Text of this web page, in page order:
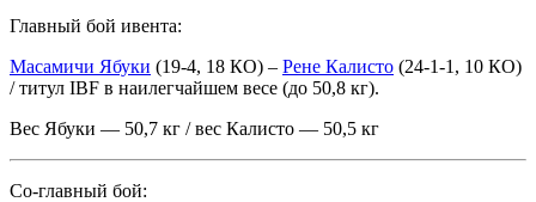
Главный бой ивента:
Масамичи Ябуки (19-4, 18 КО) – Рене Калисто (24-1-1, 10 КО)
/ титул IBF в наилегчайшем весе (до 50,8 кг).
Вес Ябуки — 50,7 кг / вес Калисто — 50,5 кг
Со-главный бой: